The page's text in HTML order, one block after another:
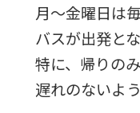
月～金曜日は
バスが出発とな
特に、帰りの
遅れのないよ